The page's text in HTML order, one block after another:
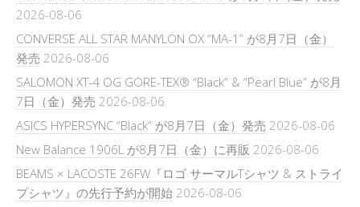
2026-08-06
CONVERSE ALL STAR MANYLON OX “MA-1” が8月7日（金）
発売 2026-08-06
SALOMON XT-4 OG GORE-TEX® “Black” & “Pearl Blue” が8月
7日（金）発売 2026-08-06
ASICS HYPERSYNC “Black” が8月7日（金）発売 2026-08-06
New Balance 1906L が8月7日（金）に再販 2026-08-06
BEAMS × LACOSTE 26FW『ロゴ サーマルTシャツ & ストライ
プシャツ』の先行予約が開始 2026-08-06